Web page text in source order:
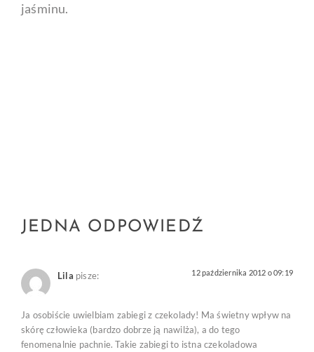
jaśminu.
JEDNA ODPOWIEDŹ
Lila pisze: 12 października 2012 o 09:19
Ja osobiście uwielbiam zabiegi z czekolady! Ma świetny wpływ na
skórę człowieka (bardzo dobrze ją nawilża), a do tego
fenomenalnie pachnie. Takie zabiegi to istna czekoladowa